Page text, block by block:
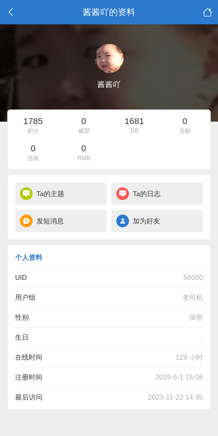
酱酱吖的资料
酱酱吖
1785
积分
0
威望
1681
DB
0
贡献
0
违规
0
RMB
Ta的主题 Ta的日志
发短消息 加为好友
个人资料
UID 58000
用户组 老司机
性别 保密
生日 -
在线时间 129 小时
注册时间 2019-5-1 15:08
最后访问 2023-11-22 14:35